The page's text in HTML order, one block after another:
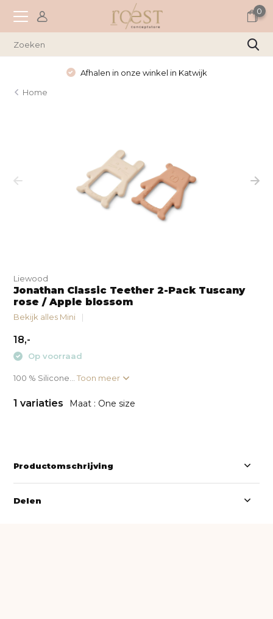
0
Afhalen in onze winkel in Katwijk
Home
Liewood
Jonathan Classic Teether 2-Pack Tuscany
rose / Apple blossom
Bekijk alles Mini
18,-
Op voorraad
100 % Silicone...Toon meer
1 variaties Maat : One size
Productomschrijving
Delen